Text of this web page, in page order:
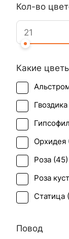
Кол-во
Какие
Гвоздика
Орхидея
Роза (45)
Роза
Статица (
Фрезия (
Повод